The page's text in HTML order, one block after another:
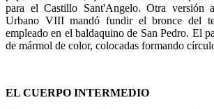
para el Castillo Sant'Angelo. Otra versión
Urbano VIII mandó fundir el bronce del
empleado en el baldaquino de San Pedro. El
de mármol de color, colocadas formando
EL CUERPO INTERMEDIO